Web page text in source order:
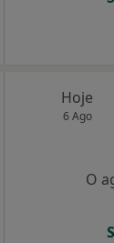
Hoje
6 Ago
O